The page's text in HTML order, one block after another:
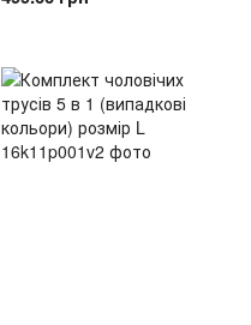
колір та модель) 5 років